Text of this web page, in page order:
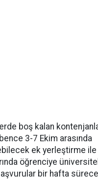
boş kalan
3-7 Ekim arasında
ek yerleştirme ile
öğrenciye
bir hafta